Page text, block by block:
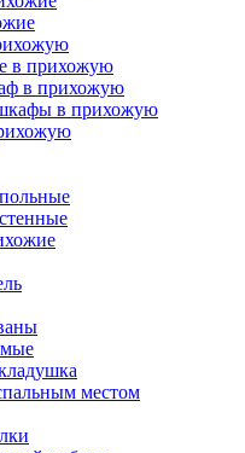
в прихожую
в прихожую
в прихожую
местом